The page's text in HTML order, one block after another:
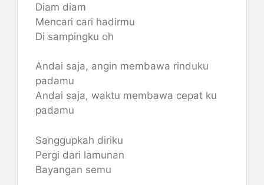
Diam diam
Mencari cari hadirmu
Di sampingku oh
Andai saja, angin membawa rinduku
padamu
Andai saja, waktu membawa cepat ku
padamu
Sanggupkah diriku
Pergi dari lamunan
Bayangan semu